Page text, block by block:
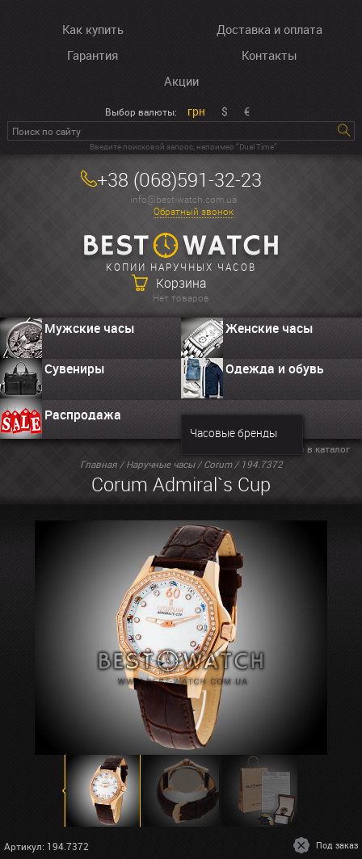
Как купить
Доставка и оплата
Гарантия
Контакты
Акции
Выбор валюты: грн $ €
Введите поисковой запрос, например “Dual Time”
+38 (068)591-32-23
info@best-watch.com.ua
Обратный звонок
КОПИИ НАРУЧНЫХ ЧАСОВ
Корзина
Нет товаров
Мужские часы Женские часы
Сувениры Одежда и обувь
Распродажа
Часовые бренды
Главная/Наручные часы/Corum/ 194.7372
Corum Admiral`s Cup
Вернуться в каталог
Артикул: 194.7372 Под заказ